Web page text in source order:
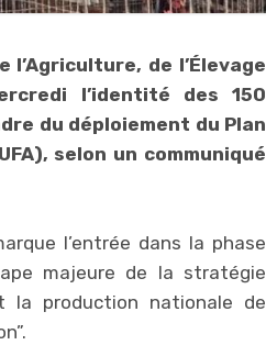
l’Agriculture, de l’Élevage
l’identité des 150
du déploiement du Plan
selon un communiqué
l’entrée dans la phase
majeure de la stratégie
la production nationale de